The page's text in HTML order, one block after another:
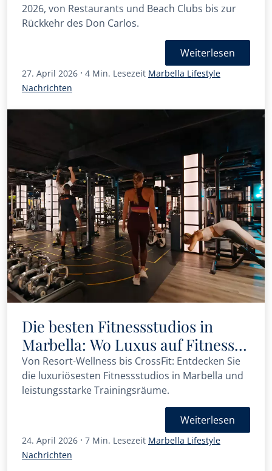
2026, von Restaurants und Beach Clubs bis zur
Rückkehr des Don Carlos.
Weiterlesen
27. April 2026 · 4 Min. Lesezeit Marbella Lifestyle
Nachrichten
Die besten Fitnessstudios in
Marbella: Wo Luxus auf Fitness
trifft
Von Resort-Wellness bis CrossFit: Entdecken Sie
die luxuriösesten Fitnessstudios in Marbella und
leistungsstarke Trainingsräume.
Weiterlesen
24. April 2026 · 7 Min. Lesezeit Marbella Lifestyle
Nachrichten